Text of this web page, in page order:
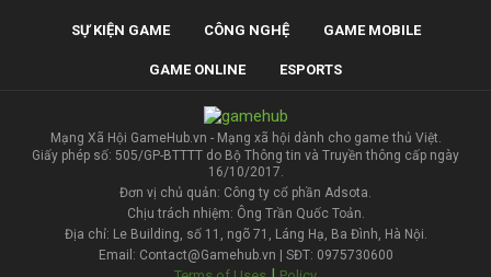
SỰ KIỆN GAME CÔNG NGHỆ GAME MOBILE
GAME ONLINE ESPORTS
Mạng Xã Hội GameHub.vn - Mạng xã hội dành cho game thủ Việt.
Giấy phép số: 505/GP-BTTTT do Bộ Thông tin và Truyền thông cấp ngày
16/10/2017.
Đơn vị chủ quản: Công ty cổ phần Adsota.
Chịu trách nhiệm: Ông Trần Quốc Toản.
Địa chỉ: Le Building, số 11, ngõ 71, Láng Hạ, Ba Đình, Hà Nội.
Email: Contact@Gamehub.vn | SĐT: 0975730600